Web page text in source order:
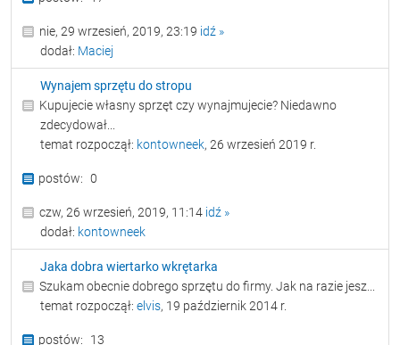
nie, 29 wrzesień, 2019, 23:19 idź »
dodał: Maciej
Wynajem sprzętu do stropu
Kupujecie własny sprzęt czy wynajmujecie? Niedawno
zdecydował...
temat rozpoczął: kontowneek, 26 wrzesień 2019 r.
0
czw, 26 wrzesień, 2019, 11:14 idź »
dodał: kontowneek
Jaka dobra wiertarko wkrętarka
Szukam obecnie dobrego sprzętu do firmy. Jak na razie jesz...
temat rozpoczął: elvis, 19 październik 2014 r.
13